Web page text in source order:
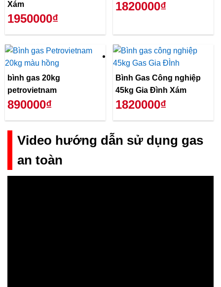
Xám
1950000₫
1820000₫
bình gas 20kg
petrovietnam
890000₫
Bình Gas Công nghiệp
45kg Gia Đình Xám
1820000₫
Video hướng dẫn sử dụng gas
an toàn